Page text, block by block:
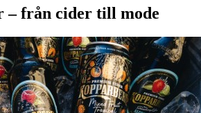
– från cider till mode